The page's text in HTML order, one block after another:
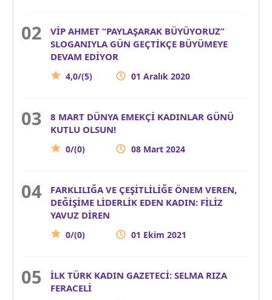
VİP AHMET “PAYLAŞARAK BÜYÜYORUZ”
SLOGANIYLA GÜN GEÇTİKÇE BÜYÜMEYE
DEVAM EDİYOR
4,0/(5) 01 Aralık 2020
8 MART DÜNYA EMEKÇİ KADINLAR GÜNÜ
KUTLU OLSUN!
0/(0) 08 Mart 2024
FARKLILIĞA VE ÇEŞİTLİLİĞE ÖNEM VEREN,
DEĞİŞİME LİDERLİK EDEN KADIN: FİLİZ
YAVUZ DİREN
0/(0) 01 Ekim 2021
İLK TÜRK KADIN GAZETECİ: SELMA RIZA
FERACELİ